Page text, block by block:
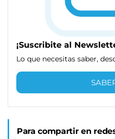
¡Suscribite al
Lo que necesitas saber,
Para compartir en